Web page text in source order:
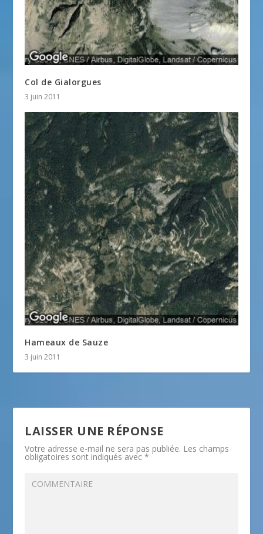
Col de Gialorgues
3 juin 2011
Hameaux de Sauze
3 juin 2011
LAISSER UNE RÉPONSE
Votre adresse e-mail ne sera pas publiée. Les champs
obligatoires sont indiqués avec*